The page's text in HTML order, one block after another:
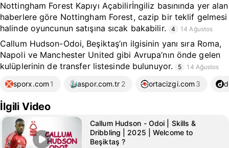
Nottingham Forest Kapıyı Açabilirİngiliz basınında yer alan
haberlere göre Nottingham Forest, cazip bir teklif gelmesi
halinde oyuncunun satışına sıcak bakabilir.
4 14 Ağustos
Callum Hudson-Odoi, Beşiktaş’ın ilgisinin yanı sıra Roma,
Napoli ve Manchester United gibi Avrupa’nın önde gelen
kulüplerinin de transfer listesinde bulunuyor.
5 14 Ağustos
sporx.com 1 aspor.com.tr 2 ortacizgi.com 3
İlgili Video
Callum Hudson - Odoi | Skills &
Dribbling | 2025 | Welcome to
Beşiktaş ?